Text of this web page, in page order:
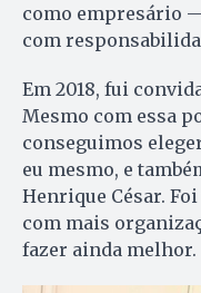
como empresário
com
Em 2018, fui
Mesmo com essa
conseguimos
eu mesmo, e
Henrique César.
com mais
fazer ainda melhor.